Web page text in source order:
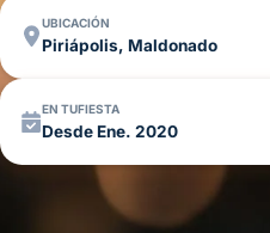
UBICACIÓN
Piriápolis, Maldonado
EN TUFIESTA
Desde Ene. 2020